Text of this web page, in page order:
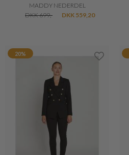
MADDY NEDERDEL
DKK 699,-
DKK 559,20
20%